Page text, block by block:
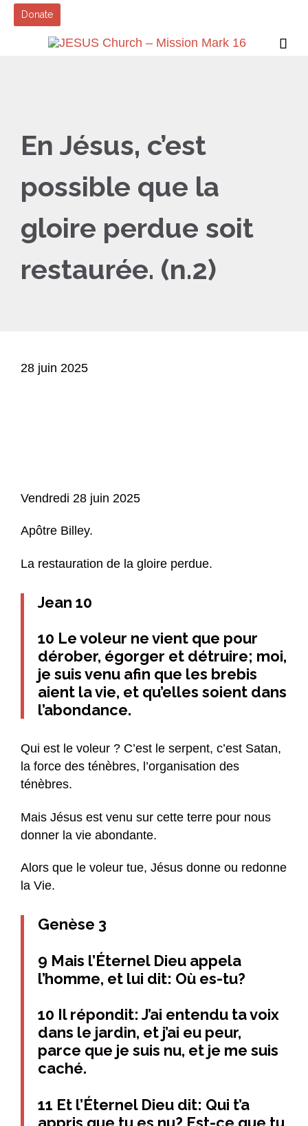
Donate

En Jésus, c’est
possible que la
gloire perdue soit
restaurée. (n.2)
28 juin 2025
Vendredi 28 juin 2025
Apôtre Billey.
La restauration de la gloire perdue.
Jean 10
10 Le voleur ne vient que pour
dérober, égorger et détruire; moi,
je suis venu afin que les brebis
aient la vie, et qu’elles soient dans
l’abondance.
Qui est le voleur ? C’est le serpent, c’est Satan,
la force des ténèbres, l’organisation des
ténèbres.
Mais Jésus est venu sur cette terre pour nous
donner la vie abondante.
Alors que le voleur tue, Jésus donne ou redonne
la Vie.
Genèse 3
9 Mais l’Éternel Dieu appela
l’homme, et lui dit: Où es-tu?
10 Il répondit: J’ai entendu ta voix
dans le jardin, et j’ai eu peur,
parce que je suis nu, et je me suis
caché.
11 Et l’Éternel Dieu dit: Qui t’a
appris que tu es nu? Est-ce que tu